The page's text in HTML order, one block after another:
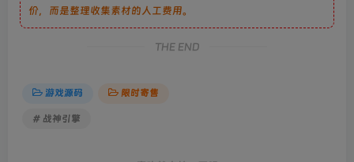
价，而是整理收集素材的人工费用。
THE END
游戏源码 限时寄售
# 战神引擎